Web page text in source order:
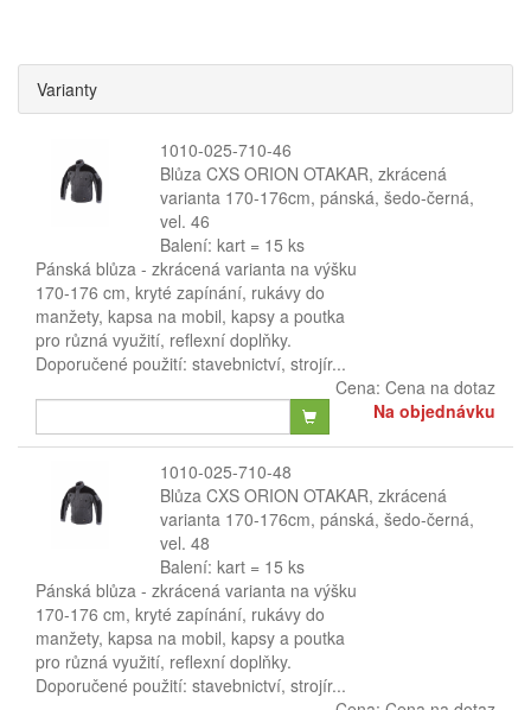
Varianty
1010-025-710-46
Blůza CXS ORION OTAKAR, zkrácená
varianta 170-176cm, pánská, šedo-černá,
vel. 46
Balení: kart = 15 ks
Pánská blůza - zkrácená varianta na výšku
170-176 cm, kryté zapínání, rukávy do
manžety, kapsa na mobil, kapsy a poutka
pro různá využití, reflexní doplňky.
Doporučené použití: stavebnictví, strojír...
Cena: Cena na dotaz
Na objednávku
1010-025-710-48
Blůza CXS ORION OTAKAR, zkrácená
varianta 170-176cm, pánská, šedo-černá,
vel. 48
Balení: kart = 15 ks
Pánská blůza - zkrácená varianta na výšku
170-176 cm, kryté zapínání, rukávy do
manžety, kapsa na mobil, kapsy a poutka
pro různá využití, reflexní doplňky.
Doporučené použití: stavebnictví, strojír...